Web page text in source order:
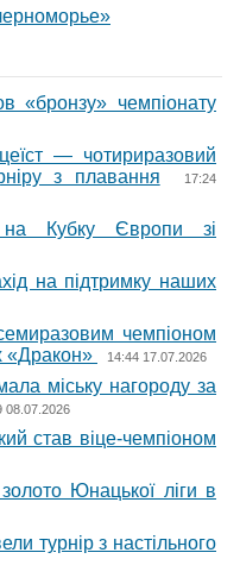
«бронзу» чемпіонату
— чотириразовий
з плавання
17:24
на Кубку Європи зі
на підтримку наших
чемпіоном
«Дракон»
14:44 17.07.2026
міську нагороду за
08.07.2026
став віце-чемпіоном
Юнацької ліги в
турнір з настільного